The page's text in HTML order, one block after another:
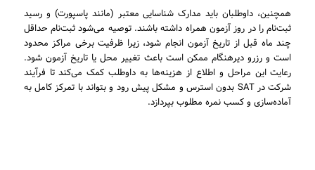
همچنین، داوطلبان باید مدارک شناسایی معتبر (مانند پاسپورت) و رسید
ثبت‌نام را در روز آزمون همراه داشته باشند. توصیه می‌شود ثبت‌نام حداقل
چند ماه قبل از تاریخ آزمون انجام شود، زیرا ظرفیت برخی مراکز محدود
است و رزرو دیرهنگام ممکن است باعث تغییر محل یا تاریخ آزمون شود.
رعایت این مراحل و اطلاع از هزینه‌ها به داوطلب کمک می‌کند تا فرآیند
شرکت در SAT بدون استرس و مشکل پیش رود و بتواند با تمرکز کامل به
آماده‌سازی و کسب نمره مطلوب بپردازد.